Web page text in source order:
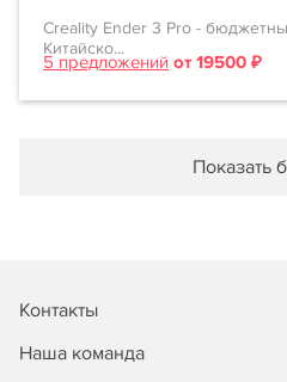
Creality Ender 3 Pro -
Китайско...
5 предложений от 19500 ₽
Показать
Контакты
Наша команда